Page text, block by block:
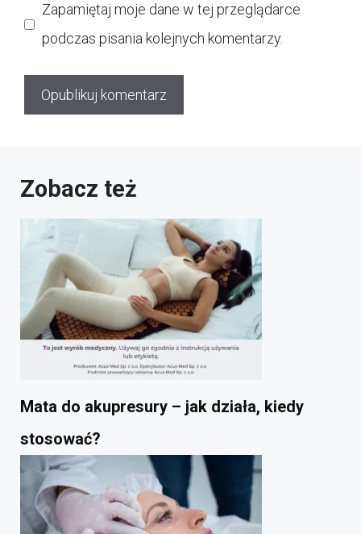
Zapamiętaj moje dane w tej przeglądarce
podczas pisania kolejnych komentarzy.
Zobacz też
Mata do akupresury – jak działa, kiedy
stosować?